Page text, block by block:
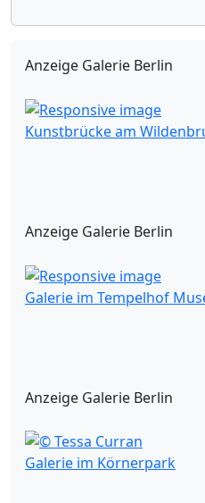
Anzeige Galerie Berlin
Kunstbrücke am
Anzeige Galerie Berlin
Galerie im Tempelhof
Anzeige Galerie Berlin
Galerie im Körnerpark